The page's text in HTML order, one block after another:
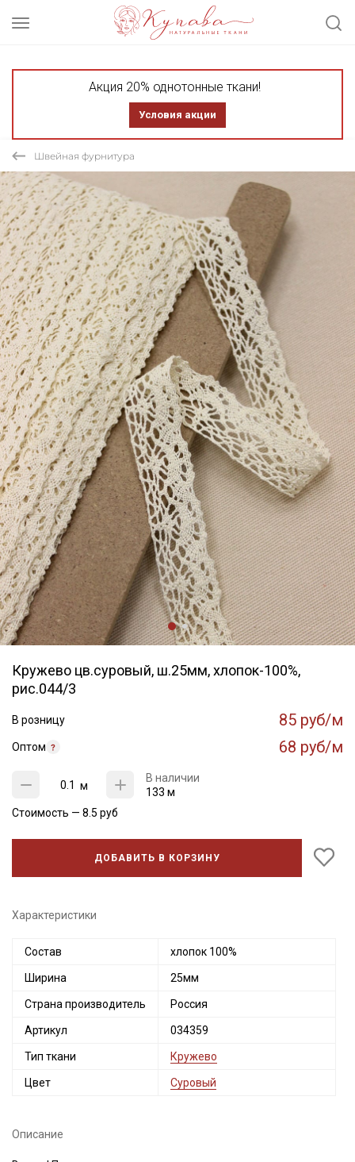
Акция 20% однотонные ткани!
Условия акции
Швейная фурнитура
Кружево цв.суровый, ш.25мм, хлопок-100%,
рис.044/3
В розницу 85 руб/м
Оптом 68 руб/м
м
В наличии
133 м
Стоимость — 8.5 руб
ДОБАВИТЬ В КОРЗИНУ
Характеристики
Состав хлопок 100%
Ширина 25мм
Страна производитель Россия
Артикул 034359
Тип ткани Кружево
Цвет Суровый
Описание